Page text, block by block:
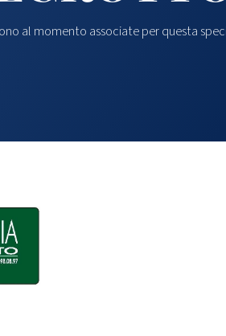
al momento associate per questa